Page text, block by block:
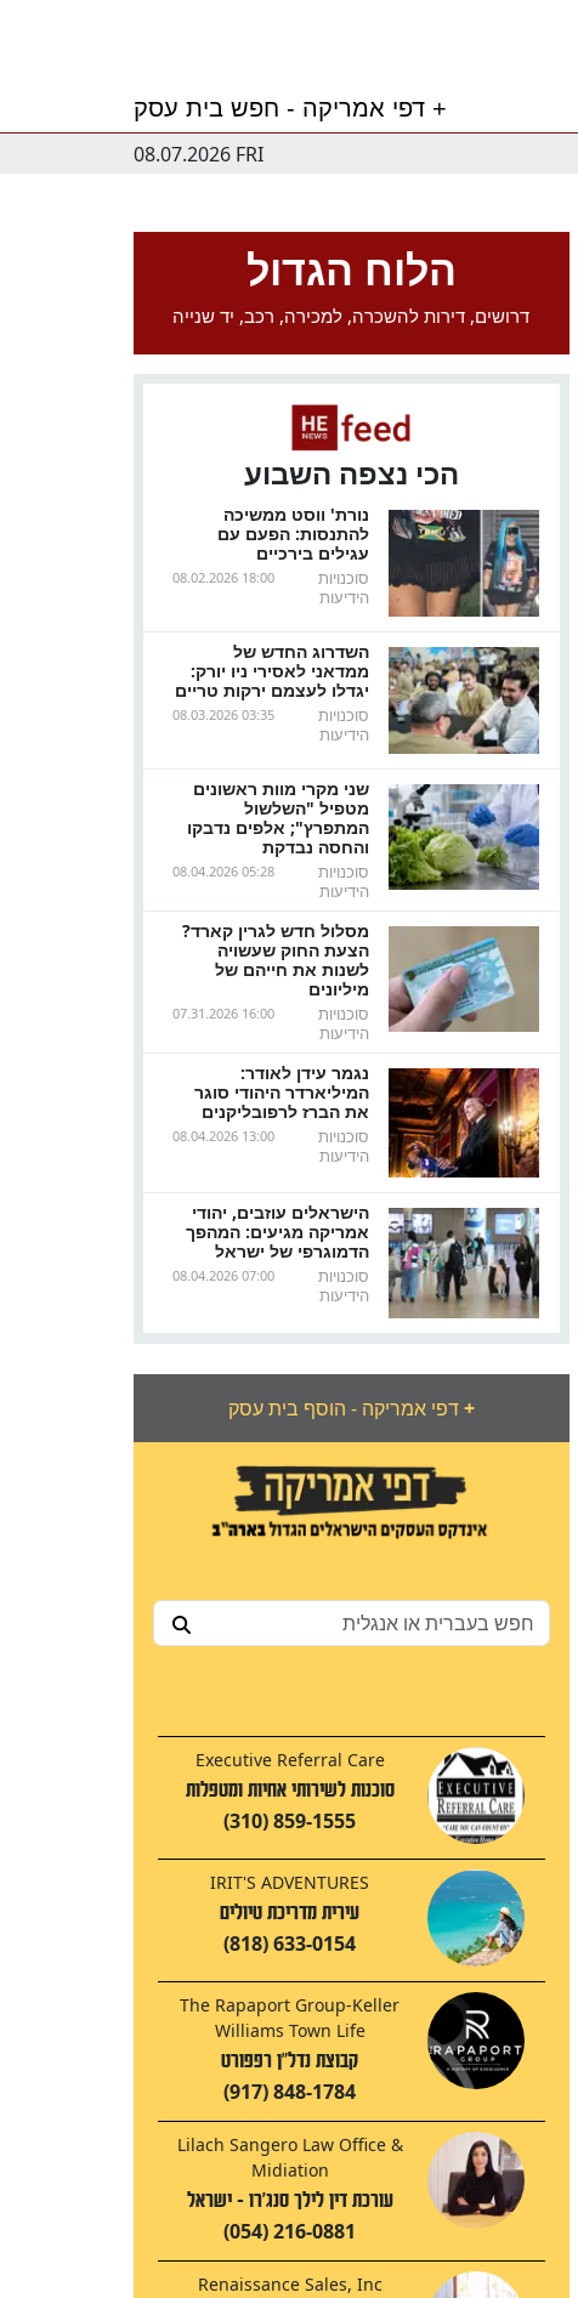
דפי אמריקה - חפש בית עסק +
08.07.2026 FRI
הלוח הגדול
דרושים, דירות להשכרה, למכירה, רכב, יד שנייה
הכי נצפה השבוע
נורת' ווסט ממשיכה
להתנסות: הפעם עם
עגילים בירכיים
08.02.2026 18:00
סוכנויות
הידיעות
השדרוג החדש של
ממדאני לאסירי ניו יורק:
יגדלו לעצמם ירקות טריים
08.03.2026 03:35
סוכנויות
הידיעות
שני מקרי מוות ראשונים
מטפיל "השלשול
המתפרץ"; אלפים נדבקו
והחסה נבדקת
08.04.2026 05:28
סוכנויות
הידיעות
מסלול חדש לגרין קארד?
הצעת החוק שעשויה
לשנות את חייהם של
מיליונים
07.31.2026 16:00
סוכנויות
הידיעות
נגמר עידן לאודר:
המיליארדר היהודי סוגר
את הברז לרפובליקנים
08.04.2026 13:00
סוכנויות
הידיעות
הישראלים עוזבים, יהודי
אמריקה מגיעים: המהפך
הדמוגרפי של ישראל
08.04.2026 07:00
סוכנויות
הידיעות
דפי אמריקה - הוסף בית עסק+
Executive Referral Care
סוכנות לשירותי אחיות ומטפלות
(310) 859-1555
IRIT'S ADVENTURES
עירית מדריכת טיולים
(818) 633-0154
The Rapaport Group-Keller
Williams Town Life
קבוצת נדל"ן רפפורט
(917) 848-1784
Lilach Sangero Law Office &
Midiation
עורכת דין לילך סנג'רו - ישראל
(054) 216-0881
Renaissance Sales, Inc